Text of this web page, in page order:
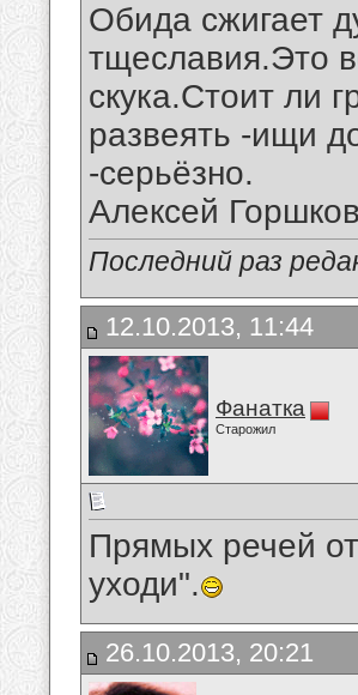
Обида сжигает
тщеславия.Это
скука.Стоит ли
развеять -ищи
-серьёзно.
Алексей Горшков
Последний раз
12.10.2013, 11:44
Фанатка
Старожил
Прямых речей
уходи".
26.10.2013, 20:21